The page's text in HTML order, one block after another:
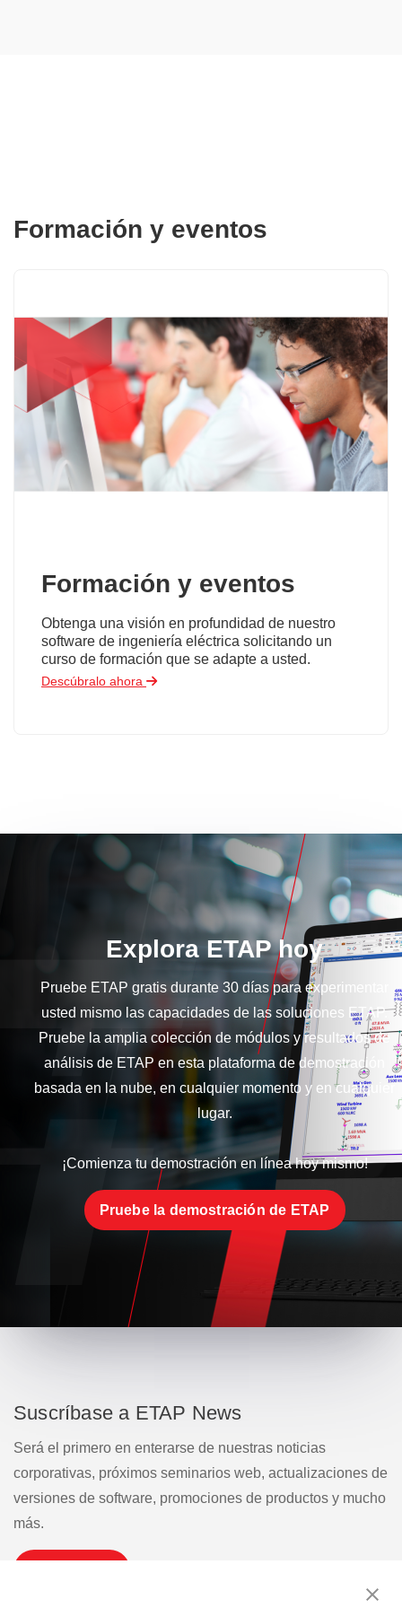
Formación y eventos
Formación y eventos
Obtenga una visión en profundidad de nuestro
software de ingeniería eléctrica solicitando un
curso de formación que se adapte a usted.
Descúbralo ahora
Explora ETAP hoy
Pruebe ETAP gratis durante 30 días para experimentar
usted mismo las capacidades de las soluciones ETAP.
Pruebe la amplia colección de módulos y resultados de
análisis de ETAP en esta plataforma de demostración
basada en la nube, en cualquier momento y en cualquier
lugar.
¡Comienza tu demostración en línea hoy mismo!
Pruebe la demostración de ETAP
Suscríbase a ETAP News
Será el primero en enterarse de nuestras noticias
corporativas, próximos seminarios web, actualizaciones de
versiones de software, promociones de productos y mucho
más.